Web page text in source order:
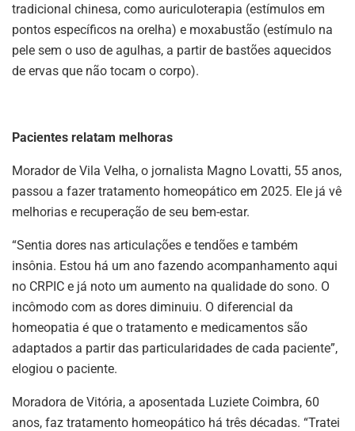
tradicional chinesa, como auriculoterapia (estímulos em
pontos específicos na orelha) e moxabustão (estímulo na
pele sem o uso de agulhas, a partir de bastões aquecidos
de ervas que não tocam o corpo).
Pacientes relatam melhoras
Morador de Vila Velha, o jornalista Magno Lovatti, 55 anos,
passou a fazer tratamento homeopático em 2025. Ele já vê
melhorias e recuperação de seu bem-estar.
“Sentia dores nas articulações e tendões e também
insônia. Estou há um ano fazendo acompanhamento aqui
no CRPIC e já noto um aumento na qualidade do sono. O
incômodo com as dores diminuiu. O diferencial da
homeopatia é que o tratamento e medicamentos são
adaptados a partir das particularidades de cada paciente”,
elogiou o paciente.
Moradora de Vitória, a aposentada Luziete Coimbra, 60
anos, faz tratamento homeopático há três décadas. “Tratei